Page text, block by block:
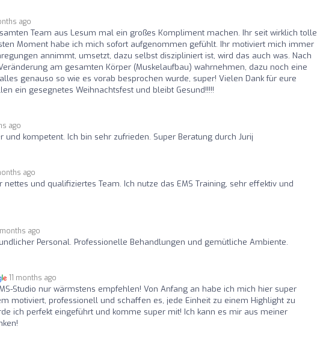
ago
Team aus Lesum mal ein großes Kompliment machen. Ihr seit wirklich tolle
Moment habe ich mich sofort aufgenommen gefühlt. Ihr motiviert mich immer
annimmt, umsetzt, dazu selbst diszipliniert ist, wird das auch was. Nach
am gesamten Körper (Muskelaufbau) wahrnehmen, dazu noch eine
genauso so wie es vorab besprochen wurde, super! Vielen Dank für eure
ein gesegnetes Weihnachtsfest und bleibt Gesund!!!!!
ago
und kompetent. Ich bin sehr zufrieden. Super Beratung durch Jurij
ago
nettes und qualifiziertes Team. Ich nutze das EMS Training, sehr effektiv und
months ago
Personal. Professionelle Behandlungen und gemütliche Ambiente.
11 months ago
Studio nur wärmstens empfehlen! Von Anfang an habe ich mich hier super
motiviert, professionell und schaffen es, jede Einheit zu einem Highlight zu
ich perfekt eingeführt und komme super mit! Ich kann es mir aus meiner